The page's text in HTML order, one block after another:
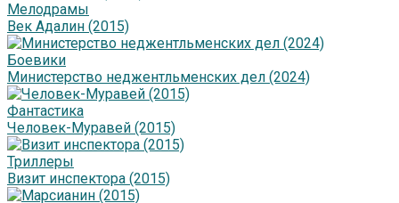
Мелодрамы
Век Адалин (2015)
Боевики
Министерство неджентльменских дел (2024)
Фантастика
Человек-Муравей (2015)
Триллеры
Визит инспектора (2015)